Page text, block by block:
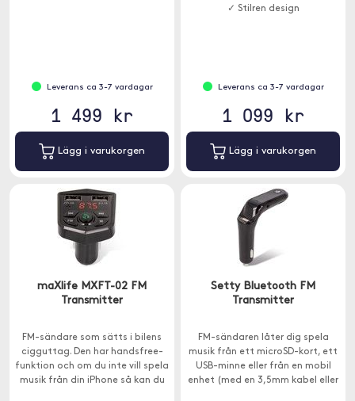
Leverans ca 3-7 vardagar
1 499 kr
Lägg i varukorgen
✓ Stilren design
Leverans ca 3-7 vardagar
1 099 kr
Lägg i varukorgen
maXlife MXFT-02 FM
Transmitter
FM-sändare som sätts i bilens
cigguttag. Den har handsfree-
funktion och om du inte vill spela
musik från din iPhone så kan du
Setty Bluetooth FM
Transmitter
FM-sändaren låter dig spela
musik från ett microSD-kort, ett
USB-minne eller från en mobil
enhet (med en 3,5mm kabel eller